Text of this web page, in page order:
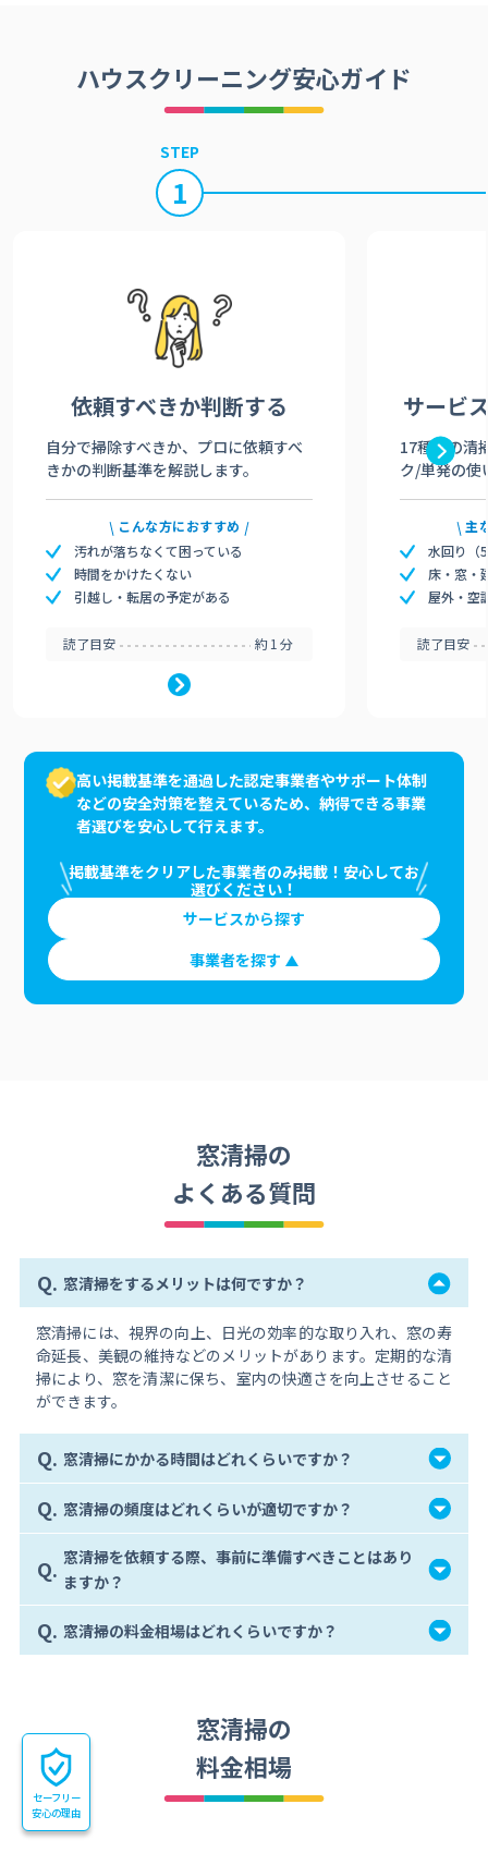
ハウスクリーニング安心ガイド
STEP
1
依頼すべきか判断する
自分で掃除すべきか、プロに依頼すべ
きかの判断基準を解説します。
こんな方におすすめ
汚れが落ちなくて困っている
時間をかけたくない
引越し・転居の予定がある
読了目安 約1分
サービ
17種類の清
ク/単発の使
主
水回り（
床・窓・
屋外・空
読了目安
高い掲載基準を通過した認定事業者やサポート体制
などの安全対策を整えているため、納得できる事業
者選びを安心して行えます。
掲載基準をクリアした事業者のみ掲載！安心してお
選びください！
サービスから探す
事業者を探す
窓清掃の
よくある質問
Q. 窓清掃をするメリットは何ですか？
窓清掃には、視界の向上、日光の効率的な取り入れ、窓の寿
命延長、美観の維持などのメリットがあります。定期的な清
掃により、窓を清潔に保ち、室内の快適さを向上させること
ができます。
Q. 窓清掃にかかる時間はどれくらいですか？
Q. 窓清掃の頻度はどれくらいが適切ですか？
Q. 窓清掃を依頼する際、事前に準備すべきことはあり
ますか？
Q. 窓清掃の料金相場はどれくらいですか？
窓清掃の
料金相場
セーフリー
安心の理由